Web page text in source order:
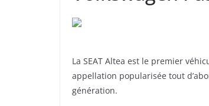
La SEAT Altea est le premier
appellation popularisée tout
génération.